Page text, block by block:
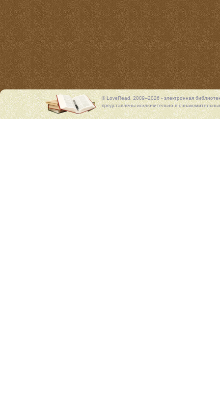
© LoveRead, 2009–2026 - электронная
представлены исключительно в